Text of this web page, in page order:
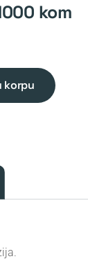
kom
korpu